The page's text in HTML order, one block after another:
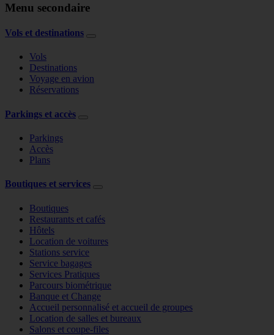
Menu secondaire
Vols et destinations
Vols
Destinations
Voyage en avion
Réservations
Parkings et accès
Parkings
Accès
Plans
Boutiques et services
Boutiques
Restaurants et cafés
Hôtels
Location de voitures
Stations service
Service bagages
Services Pratiques
Parcours biométrique
Banque et Change
Accueil personnalisé et accueil de groupes
Location de salles et bureaux
Salons et coupe-files